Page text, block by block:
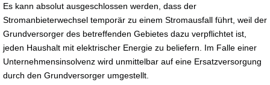
Es kann absolut ausgeschlossen werden, dass der
Stromanbieterwechsel temporär zu einem Stromausfall führt, weil der
Grundversorger des betreffenden Gebietes dazu verpflichtet ist,
jeden Haushalt mit elektrischer Energie zu beliefern. Im Falle einer
Unternehmensinsolvenz wird unmittelbar auf eine Ersatzversorgung
durch den Grundversorger umgestellt.